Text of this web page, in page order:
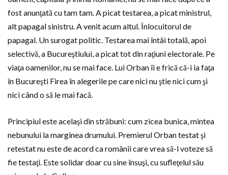
fost anunţată cu tam tam. A picat testarea, a picat ministrul,
alt papagal sinistru. A venit acum altul. Înlocuitorul de
papagal. Un surogat politic. Testarea mai întâi totală, apoi
selectivă, a Bucureştiului, a picat tot din raţiuni electorale. Pe
viaţa oamenilor, nu se mai face. Lui Orban îi e frică că-i ia faţa
în Bucureşti Firea în alegerile pe care nici nu ştie nici cum şi
nici când o să le mai facă.
Principiul este acelaşi din străbuni: cum zicea bunica, mintea
nebunului la marginea drumului. Premierul Orban testat şi
retestat nu este de acord ca românii care vrea să-l voteze să
fie testaţi. Este solidar doar cu sine însuşi, cu sufleţelul său